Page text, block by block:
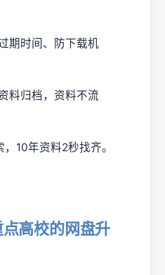
期时间、防下载机
料归档，资料不流
10年资料2秒找齐。
高校的网盘升